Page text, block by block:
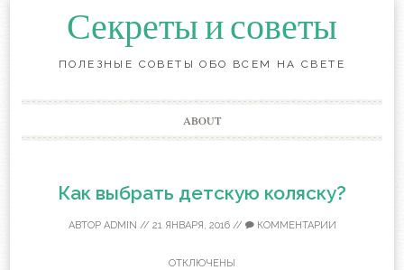
Секреты и советы
ПОЛЕЗНЫЕ СОВЕТЫ ОБО ВСЕМ НА СВЕТЕ
Перейти
к
ABOUT
Как выбрать детскую коляску?
АВТОР ADMIN // 21 ЯНВАРЯ, 2016// КОММЕНТАРИИ
ОТКЛЮЧЕНЫ